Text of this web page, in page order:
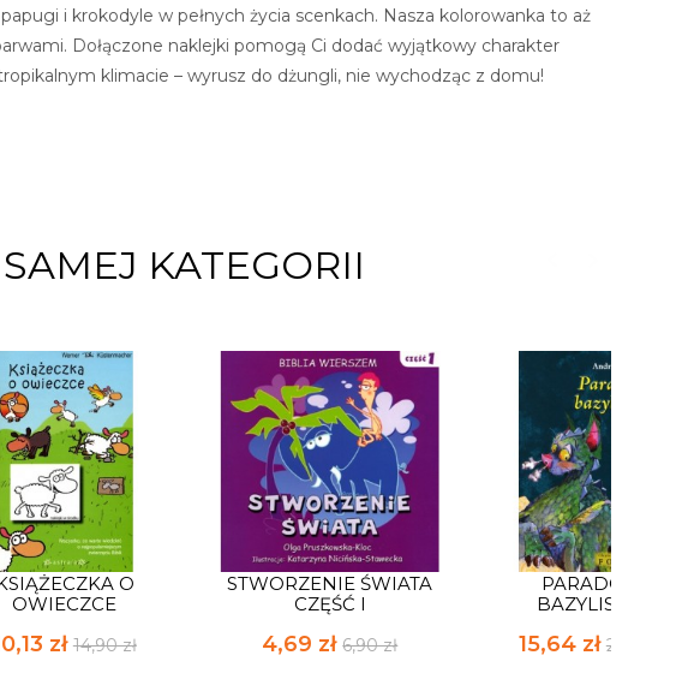
i krokodyle w pełnych życia scenkach. Nasza kolorowanka to aż
Dołączone naklejki pomogą Ci dodać wyjątkowy charakter
klimacie – wyrusz do dżungli, nie wychodząc z domu!
KATEGORII
O
OWIECZCE
zł 14,90 zł
STWORZENIE ŚWIATA
CZĘŚĆ I
4,69 zł6,90 zł
PARADOKS
BAZYLISZKA
15,64 zł 23,00 zł